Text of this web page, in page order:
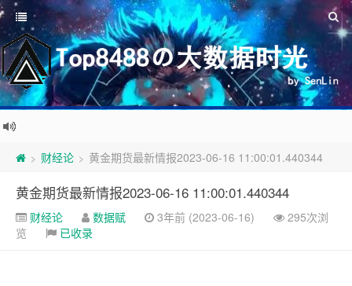
> 财经论 > 黄金期货最新情报2023-06-16 11:00:01.440344
黄金期货最新情报2023-06-16 11:00:01.440344
财经论 数据赋 3年前 (2023-06-16)
295次浏
览
已收录